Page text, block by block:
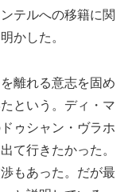
テルへの移籍に関
かした。
離れる意志を固め
という。ディ・マ
ゥシャン・ヴラホ
て行きたかった。
もあった。だが最